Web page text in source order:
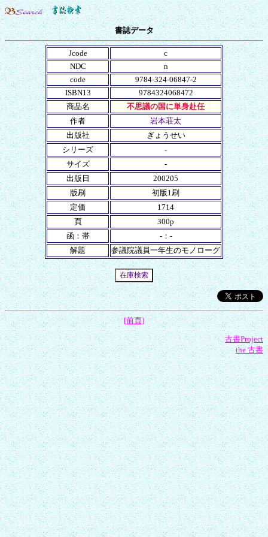
書誌データ
Jcode
c
NDC
n
code
9784-324-06847-2
ISBN13
9784324068472
商品名
不思議の国に単身赴任
作者
岩本荘太
出版社
ぎょうせい
シリーズ
-
サイズ
-
出版日
200205
版刷
初版1刷
定価
1714
頁
300p
函：帯
-：-
解題
参議院議員一年生のモノローグ
[前頁]
古書Project
the 古書